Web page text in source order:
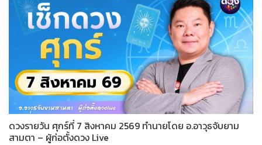
ดวงรายวัน ศุกร์ที่ 7 สิงหาคม 2569 ทำนายโดย อ.อาวุธจับยาม
สามตา – ผู้ก่อตั้งดวง Live